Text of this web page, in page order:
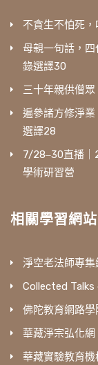
不貪生不怕死
母親一句話，
錄選譯30
三十年親供僧
遍參諸方修淨
選譯28
7/28‒30直播｜
學術研習營
相關學習網站
淨空老法師專集
Collected
佛陀教育網路學
華藏淨宗弘化網
華藏實驗教育機